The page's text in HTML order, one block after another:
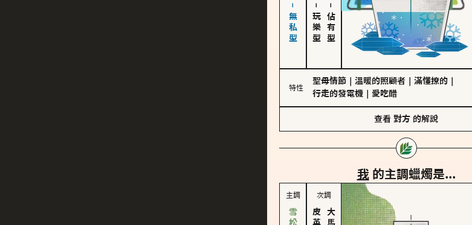
－
玩樂型
－
佔有型
特性
聖母情節 溫暖的照顧者 滿懂撩的
行走的發電機
愛吃醋
查看 對方 的解說
我 的主調蠟燭是...
主調 次調